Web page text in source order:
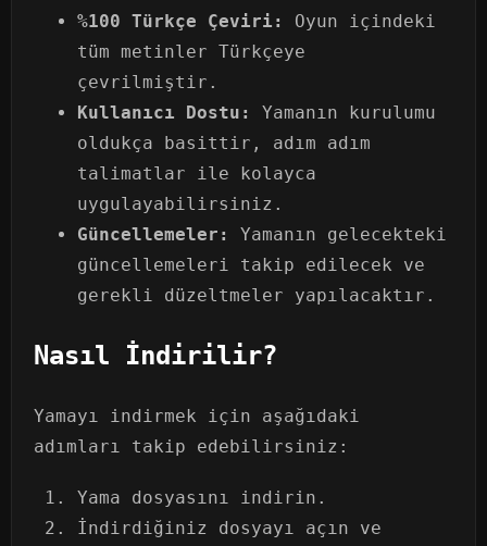
%100 Türkçe Çeviri:
Oyun içindeki
tüm metinler Türkçeye
çevrilmiştir.
Kullanıcı Dostu:
Yamanın kurulumu
oldukça basittir, adım adım
talimatlar ile kolayca
uygulayabilirsiniz.
Güncellemeler:
Yamanın gelecekteki
güncellemeleri takip edilecek ve
gerekli düzeltmeler yapılacaktır.
Nasıl İndirilir?
Yamayı indirmek için aşağıdaki
adımları takip edebilirsiniz:
Yama dosyasını indirin.
İndirdiğiniz dosyayı açın ve